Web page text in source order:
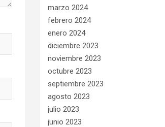
marzo 2024
febrero 2024
enero 2024
diciembre 2023
noviembre 2023
octubre 2023
septiembre 2023
agosto 2023
julio 2023
junio 2023